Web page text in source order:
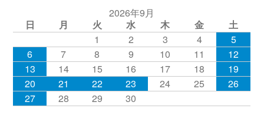
2026年9月
日
月 火 水 木 金
土
1
2 3 4
5
6
7 8 9 10 11
12
13
14 15 16 17 18
19
20
21 22 23 24 25
26
27
28 29 30